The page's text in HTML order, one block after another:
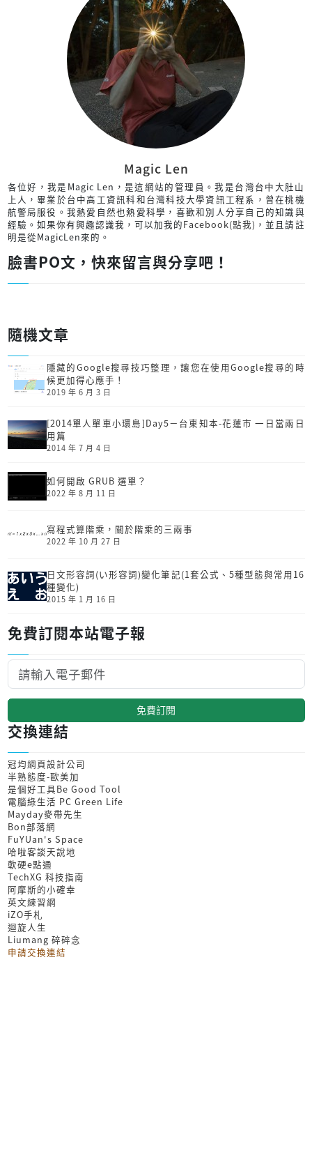
Magic Len
各位好，我是Magic Len，是這網站的管理員。我是台灣台中大肚山
上人，畢業於台中高工資訊科和台灣科技大學資訊工程系，曾在桃機
航警局服役。我熱愛自然也熱愛科學，喜歡和別人分享自己的知識與
經驗。如果你有興趣認識我，可以加我的Facebook(點我) ，並且請註
明是從MagicLen來的。
臉書PO文，快來留言與分享吧！
隨機文章
隱藏的Google搜尋技巧整理，讓您在使用Google搜尋的時
候更加得心應手！
2019 年 6 月 3 日
[2014單人單車小環島]Day5－台東知本-花蓮市 一日當兩日
用篇
2014 年 7 月 4 日
如何開啟 GRUB 選單？
2022 年 8 月 11 日
寫程式算階乘，關於階乘的三兩事
2022 年 10 月 27 日
日文形容詞(い形容詞)變化筆記(1套公式、5種型態與常用16
種變化)
2015 年 1 月 16 日
免費訂閱本站電子報
免費訂閱
交換連結
冠均網頁設計公司
半熟態度-歐美加
是個好工具Be Good Tool
電腦綠生活 PC Green Life
Mayday麥帶先生
Bon部落網
FuYUan's Space
哈啦客談天說地
軟硬e點通
TechXG 科技指南
阿摩斯的小確幸
英文練習網
iZO手札
迴旋人生
Liumang 碎碎念
申請交換連結